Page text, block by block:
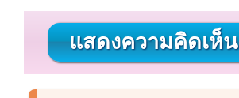
แสดงความคิดเห็น